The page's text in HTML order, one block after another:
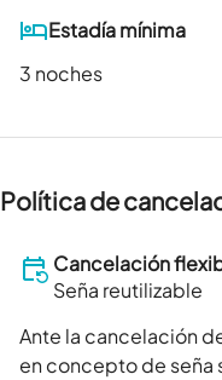
Estadía mínima
3 noches
Política de
Cancelación
Seña reutilizable
Ante la cancelación
en concepto de seña